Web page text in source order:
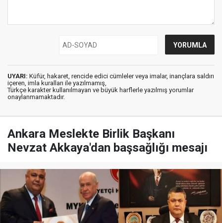
UYARI: Küfür, hakaret, rencide edici cümleler veya imalar, inançlara saldırı
içeren, imla kuralları ile yazılmamış,
Türkçe karakter kullanılmayan ve büyük harflerle yazılmış yorumlar
onaylanmamaktadır.
Ankara Meslekte Birlik Başkanı
Nevzat Akkaya'dan başsağlığı mesajı